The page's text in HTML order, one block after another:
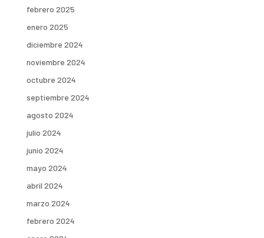
febrero 2025
enero 2025
diciembre 2024
noviembre 2024
octubre 2024
septiembre 2024
agosto 2024
julio 2024
junio 2024
mayo 2024
abril 2024
marzo 2024
febrero 2024